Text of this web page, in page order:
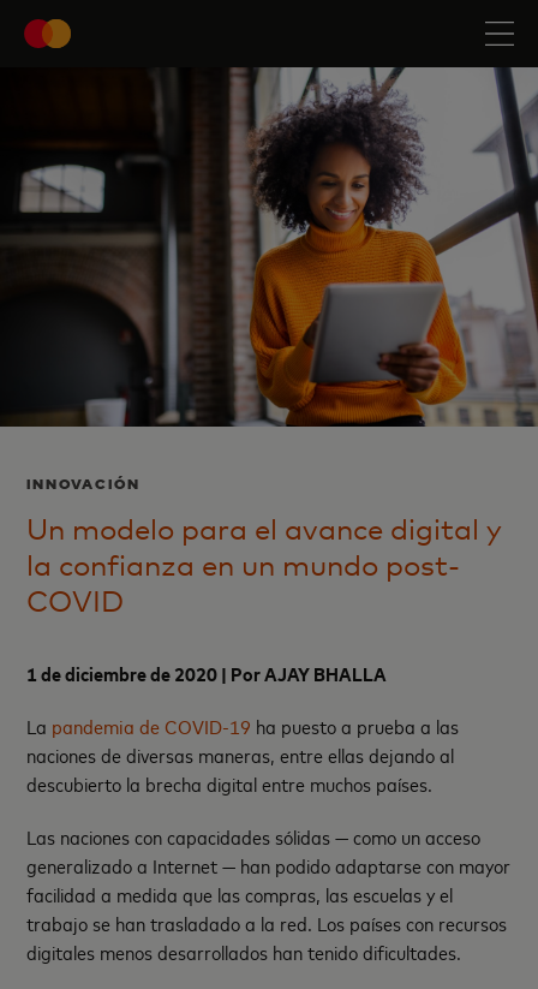
INNOVACIÓN
Un modelo para el avance digital y
la confianza en un mundo post-
COVID
1 de diciembre de2020 | Por AJAY BHALLA
La pandemia de COVID-19 ha puesto a prueba a las
naciones de diversas maneras, entre ellas dejando al
descubierto la brecha digital entre muchos países.
Las naciones con capacidades sólidas — como un acceso
generalizado a Internet — han podido adaptarse con mayor
facilidad a medida que las compras, las escuelas y el
trabajo se han trasladado a la red. Los países con recursos
digitales menos desarrollados han tenido dificultades.